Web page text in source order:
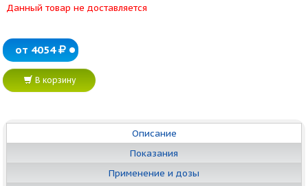
Данный товар не доставляется
от 4054
В корзину
Описание
Показания
Применение и дозы